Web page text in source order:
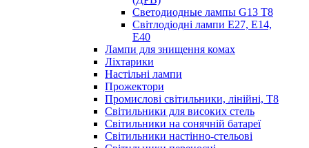
Светодиодные лампы G13 Т8
Світлодіодні лампи E27, E14,
E40
Лампи для знищення комах
Ліхтарики
Настільні лампи
Прожектори
Промислові світильники, лінійні, Т8
Світильники для високих стель
Світильники на сонячній батареї
Світильники настінно-стельові